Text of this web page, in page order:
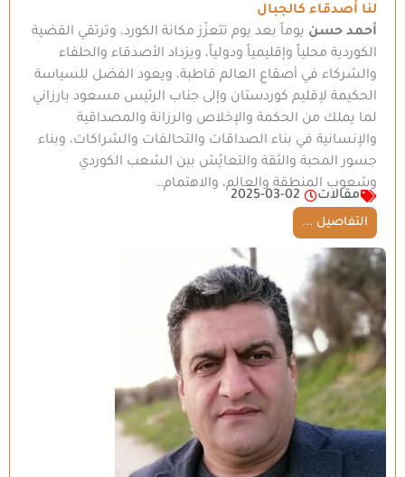
لنا أصدقاء كالجبال
أحمد حسن يوماً بعد يوم تتعزّز مكانة الكورد، وترتقي القضية
الكوردية محلياً وإقليمياً ودولياً، ويزداد الأصدقاء والحلفاء
والشركاء في أصقاع العالم قاطبة، ويعود الفضل للسياسة
الحكيمة لإقليم كوردستان وإلى جناب الرئيس مسعود بارزاني
لما يملك من الحكمة والإخلاص والرزانة والمصداقية
والإنسانية في بناء الصداقات والتحالفات والشراكات، وبناء
جسور المحبة والثقة والتعايُش بين الشعب الكوردي
وشعوب المنطقة والعالم، والاهتمام…
مقالات
2025-03-02
التفاصيل ...